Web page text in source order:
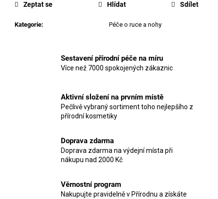
Kategorie: Péče o ruce a nohy
Zeptat se Hlídat Sdílet
Sestavení přírodní péče na míru
Více než 7000 spokojených zákaznic
Aktivní složení na prvním místě
Pečlivě vybraný sortiment toho nejlepšího z
přírodní kosmetiky
Doprava zdarma
Doprava zdarma na výdejní místa při
nákupu nad 2000 Kč
Věrnostní program
Nakupujte pravidelně v Přírodnu a získáte